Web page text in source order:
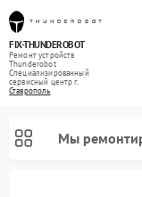
FIX-THUNDEROBOT
Ремонт устройств
Thunderobot
Специализированный
cервисный центр г.
Ставрополь
Мы